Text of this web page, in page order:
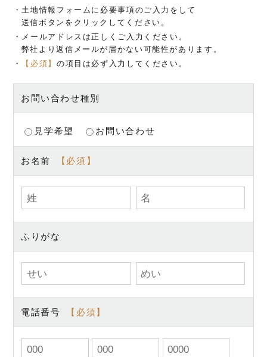
・土地情報フォームに必要事項のご入力をして
送信ボタンをクリックしてください。
・メールアドレスは正しくご入力ください。
弊社より返信メールが届かない可能性があります。
・
【必須】 の項目は必ず入力してください。
お問い合わせ種別
見学希望 お問い合わせ
お名前
ふりがな
電話番号